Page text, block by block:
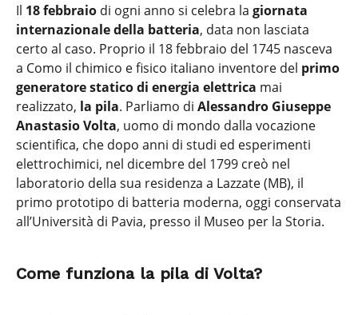
Il 18 febbraio di ogni anno si celebra la giornata
internazionale della batteria, data non lasciata
certo al caso. Proprio il 18 febbraio del 1745 nasceva
a Como il chimico e fisico italiano inventore del primo
generatore statico di energia elettrica mai
realizzato, la pila. Parliamo di Alessandro Giuseppe
Anastasio Volta, uomo di mondo dalla vocazione
scientifica, che dopo anni di studi ed esperimenti
elettrochimici, nel dicembre del 1799 creò nel
laboratorio della sua residenza a Lazzate (MB), il
primo prototipo di batteria moderna, oggi conservata
all’Università di Pavia, presso il Museo per la Storia.
Come funziona la pila di Volta?